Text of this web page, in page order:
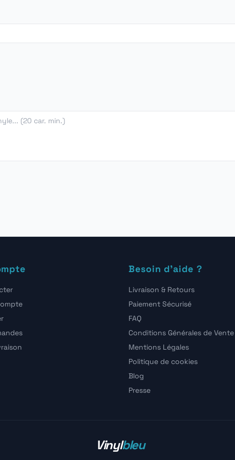
Besoin d'aide ?
Livraison & Retours
Paiement Sécurisé
FAQ
Conditions Générales de Vente
Mentions Légales
Politique de cookies
Blog
Presse
Vinylbleu